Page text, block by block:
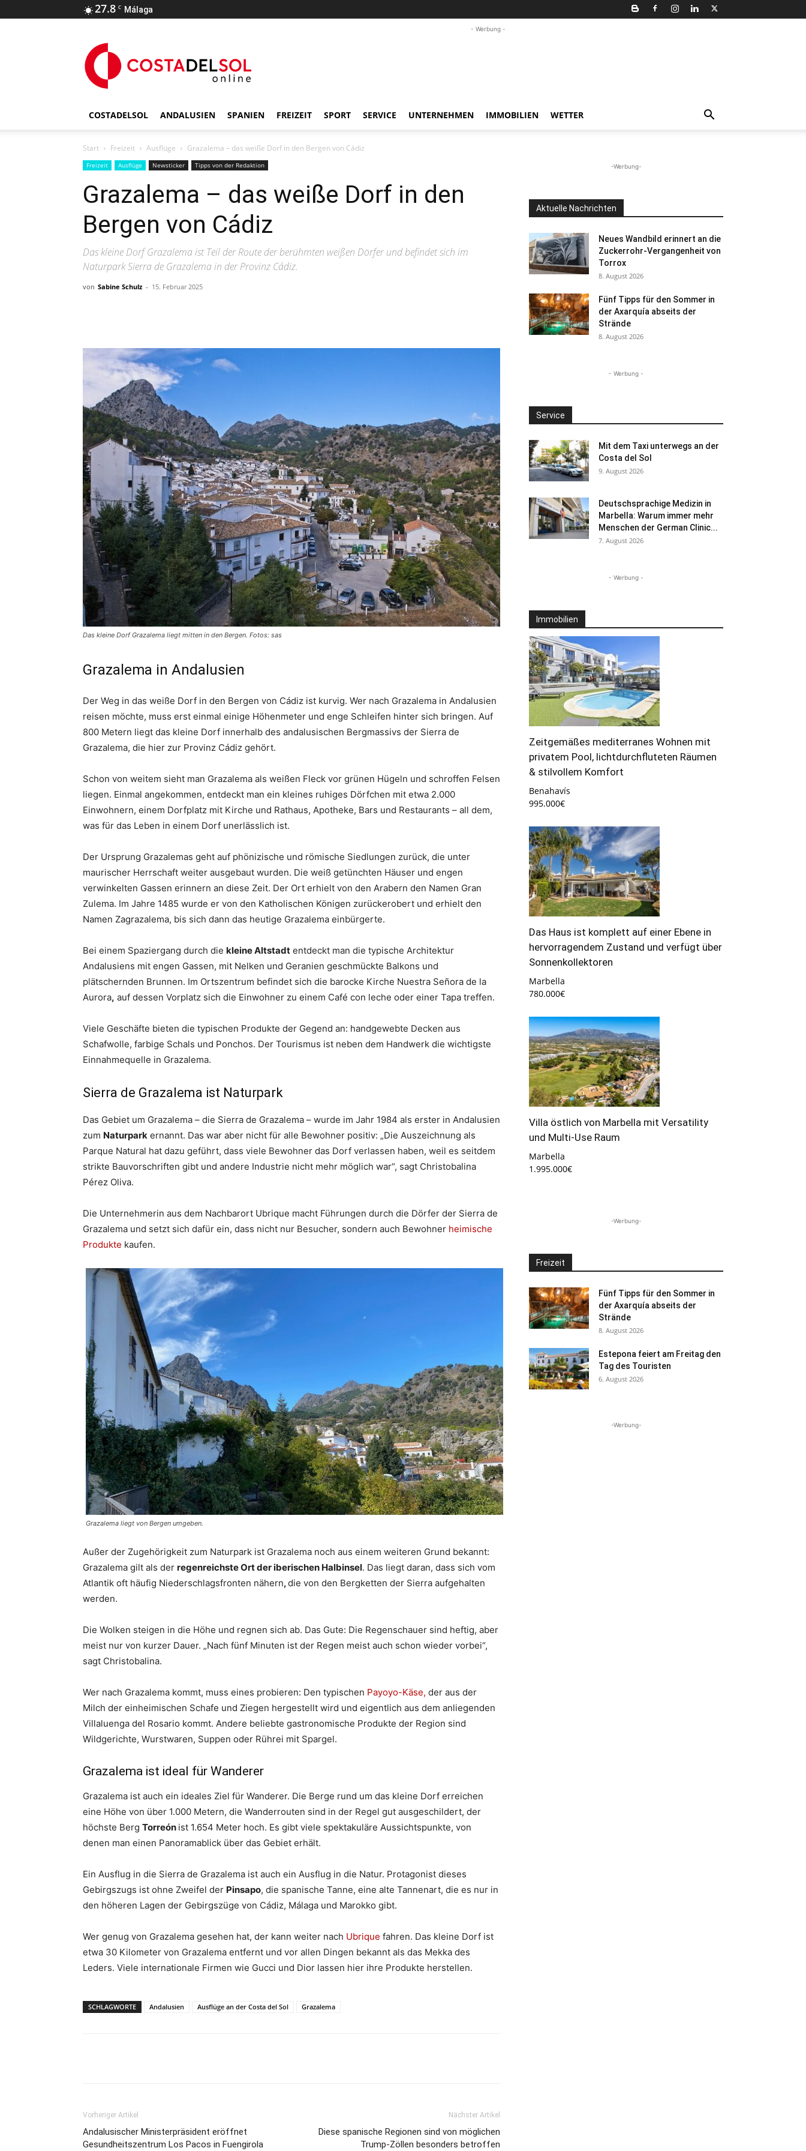
27.8 C Málaga
- Werbung -
COSTADELSOL ANDALUSIEN SPANIEN FREIZEIT SPORT SERVICE UNTERNEHMEN IMMOBILIEN WETTER
Start Freizeit Ausflüge Grazalema – das weiße Dorf in den Bergen von Cádiz
Freizeit Ausflüge Newsticker Tipps von der Redaktion
Grazalema – das weiße Dorf in den
Bergen von Cádiz
Das kleine Dorf Grazalema ist Teil der Route der berühmten weißen Dörfer und befindet sich im
Naturpark Sierra de Grazalema in der Provinz Cádiz.
von Sabine Schulz - 15. Februar 2025
Das kleine Dorf Grazalema liegt mitten in den Bergen. Fotos: sas
Grazalema in Andalusien
Der Weg in das weiße Dorf in den Bergen von Cádiz ist kurvig. Wer nach Grazalema in Andalusien
reisen möchte, muss erst einmal einige Höhenmeter und enge Schleifen hinter sich bringen. Auf
800 Metern liegt das kleine Dorf innerhalb des andalusischen Bergmassivs der Sierra de
Grazalema, die hier zur Provinz Cádiz gehört.
Schon von weitem sieht man Grazalema als weißen Fleck vor grünen Hügeln und schroffen Felsen
liegen. Einmal angekommen, entdeckt man ein kleines ruhiges Dörfchen mit etwa 2.000
Einwohnern, einem Dorfplatz mit Kirche und Rathaus, Apotheke, Bars und Restaurants – all dem,
was für das Leben in einem Dorf unerlässlich ist.
Der Ursprung Grazalemas geht auf phönizische und römische Siedlungen zurück, die unter
maurischer Herrschaft weiter ausgebaut wurden. Die weiß getünchten Häuser und engen
verwinkelten Gassen erinnern an diese Zeit. Der Ort erhielt von den Arabern den Namen Gran
Zulema. Im Jahre 1485 wurde er von den Katholischen Königen zurückerobert und erhielt den
Namen Zagrazalema, bis sich dann das heutige Grazalema einbürgerte.
Bei einem Spaziergang durch die kleine Altstadt entdeckt man die typische Architektur
Andalusiens mit engen Gassen, mit Nelken und Geranien geschmückte Balkons und
plätschernden Brunnen. Im Ortszentrum befindet sich die barocke Kirche Nuestra Señora de la
Aurora, auf dessen Vorplatz sich die Einwohner zu einem Café con leche oder einer Tapa treffen.
Viele Geschäfte bieten die typischen Produkte der Gegend an: handgewebte Decken aus
Schafwolle, farbige Schals und Ponchos. Der Tourismus ist neben dem Handwerk die wichtigste
Einnahmequelle in Grazalema.
Sierra de Grazalema ist Naturpark
Das Gebiet um Grazalema – die Sierra de Grazalema – wurde im Jahr 1984 als erster in Andalusien
zum Naturpark ernannt. Das war aber nicht für alle Bewohner positiv: „Die Auszeichnung als
Parque Natural hat dazu geführt, dass viele Bewohner das Dorf verlassen haben, weil es seitdem
strikte Bauvorschriften gibt und andere Industrie nicht mehr möglich war“, sagt Christobalina
Pérez Oliva.
Die Unternehmerin aus dem Nachbarort Ubrique macht Führungen durch die Dörfer der Sierra de
Grazalema und setzt sich dafür ein, dass nicht nur Besucher, sondern auch Bewohner heimische
Produkte kaufen.
Grazalema liegt von Bergen umgeben.
Außer der Zugehörigkeit zum Naturpark ist Grazalema noch aus einem weiteren Grund bekannt:
Grazalema gilt als der regenreichste Ort der iberischen Halbinsel. Das liegt daran, dass sich vom
Atlantik oft häufig Niederschlagsfronten nähern,die von den Bergketten der Sierra aufgehalten
werden.
Die Wolken steigen in die Höhe und regnen sich ab. Das Gute: Die Regenschauer sind heftig, aber
meist nur von kurzer Dauer. „Nach fünf Minuten ist der Regen meist auch schon wieder vorbei“,
sagt Christobalina.
Wer nach Grazalema kommt, muss eines probieren: Den typischen Payoyo-Käse, der aus der
Milch der einheimischen Schafe und Ziegen hergestellt wird und eigentlich aus dem anliegenden
Villaluenga del Rosario kommt. Andere beliebte gastronomische Produkte der Region sind
Wildgerichte, Wurstwaren, Suppen oder Rührei mit Spargel.
Grazalema ist ideal für Wanderer
Grazalema ist auch ein ideales Ziel für Wanderer. Die Berge rund um das kleine Dorf erreichen
eine Höhe von über 1.000 Metern, die Wanderrouten sind in der Regel gut ausgeschildert, der
höchste Berg Torreón ist 1.654 Meter hoch. Es gibt viele spektakuläre Aussichtspunkte, von
denen man einen Panoramablick über das Gebiet erhält.
Ein Ausflug in die Sierra de Grazalema ist auch ein Ausflug in die Natur. Protagonist dieses
Gebirgszugs ist ohne Zweifel der Pinsapo, die spanische Tanne, eine alte Tannenart, die es nur in
den höheren Lagen der Gebirgszüge von Cádiz, Málaga und Marokko gibt.
Wer genug von Grazalema gesehen hat, der kann weiter nach Ubrique fahren. Das kleine Dorf ist
etwa 30 Kilometer von Grazalema entfernt und vor allen Dingen bekannt als das Mekka des
Leders. Viele internationale Firmen wie Gucci und Dior lassen hier ihre Produkte herstellen.
SCHLAGWORTE Andalusien Ausflüge an der Costa del Sol Grazalema
Vorheriger Artikel
Andalusischer Ministerpräsident eröffnet
Gesundheitszentrum Los Pacos in Fuengirola
Nächster Artikel
Diese spanische Regionen sind von möglichen
Trump-Zöllen besonders betroffen
-Werbung-
Aktuelle Nachrichten
Neues Wandbild erinnert an die
Zuckerrohr-Vergangenheit von
Torrox
8. August 2026
Fünf Tipps für den Sommer in
der Axarquía abseits der
Strände
8. August 2026
- Werbung -
Service
Mit dem Taxi unterwegs an der
Costa del Sol
9. August 2026
Deutschsprachige Medizin in
Marbella: Warum immer mehr
Menschen der German Clinic...
7. August 2026
- Werbung -
Immobilien
Zeitgemäßes mediterranes Wohnen mit
privatem Pool, lichtdurchfluteten Räumen
& stilvollem Komfort
Benahavís
995.000€
Das Haus ist komplett auf einer Ebene in
hervorragendem Zustand und verfügt über
Sonnenkollektoren
Marbella
780.000€
Villa östlich von Marbella mit Versatility
und Multi-Use Raum
Marbella
1.995.000€
-Werbung-
Freizeit
Fünf Tipps für den Sommer in
der Axarquía abseits der
Strände
8. August 2026
Estepona feiert am Freitag den
Tag des Touristen
6. August 2026
-Werbung-